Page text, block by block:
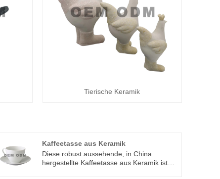
Tierische Keramik
Kaffeetasse aus Keramik
Diese robust aussehende, in China
hergestellte Kaffeetasse aus Keramik ist